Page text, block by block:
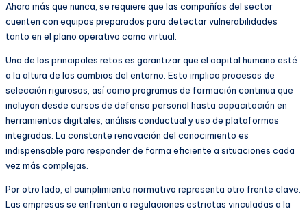
Ahora más que nunca, se requiere que las compañías del sector
cuenten con equipos preparados para detectar vulnerabilidades
tanto en el plano operativo como virtual.
Uno de los principales retos es garantizar que el capital humano esté
a la altura de los cambios del entorno. Esto implica procesos de
selección rigurosos, así como programas de formación continua que
incluyan desde cursos de defensa personal hasta capacitación en
herramientas digitales, análisis conductual y uso de plataformas
integradas. La constante renovación del conocimiento es
indispensable para responder de forma eficiente a situaciones cada
vez más complejas.
Por otro lado, el cumplimiento normativo representa otro frente clave.
Las empresas se enfrentan a regulaciones estrictas vinculadas a la